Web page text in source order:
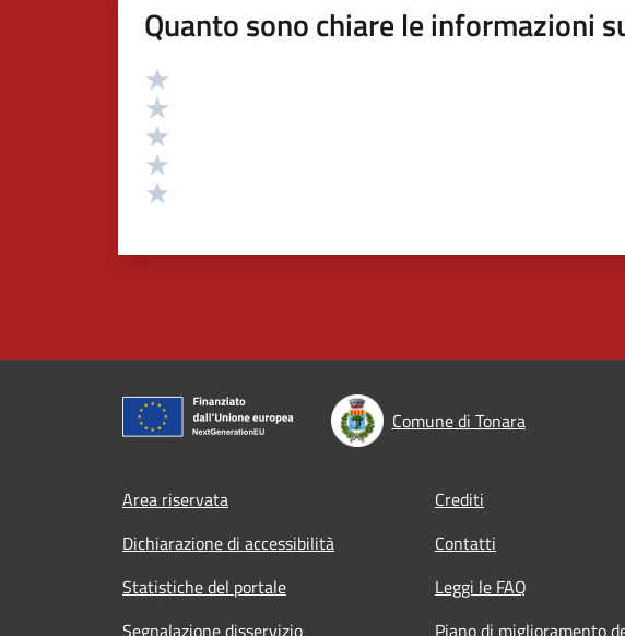
Quanto sono chiare le informazioni
Valutazione
Comune di Tonara
Footer menu
Area riservata Crediti
Dichiarazione di accessibilità
Contatti
Statistiche del portale
Leggi le FAQ
Segnalazione disservizio
Piano di miglioramento